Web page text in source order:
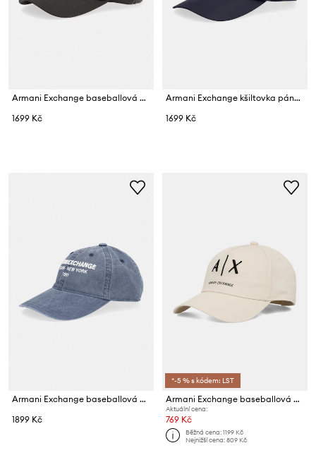
Armani Exchange baseballová čepice pánská
1699 Kč
Armani Exchange kšiltovka pánská
1699 Kč
Armani Exchange baseballová čepice pánská bavlněná
1899 Kč
*-5 % s kódem: LST
Armani Exchange baseballová čepice pánská bavlněná
Aktuální cena:
769 Kč
Běžná cena:1199 Kč
Nejnižší cena:809 Kč